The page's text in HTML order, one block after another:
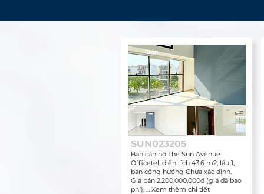
Bán
Bán căn hộ The Sun Avenue
Officetel, diện tích 43.6 m2, lầu 1,
ban công hướng Chưa xác định.
Giá bán 2,200,000,000đ (giá đã bao
phí), ... Xem thêm chi tiết
SUN023205